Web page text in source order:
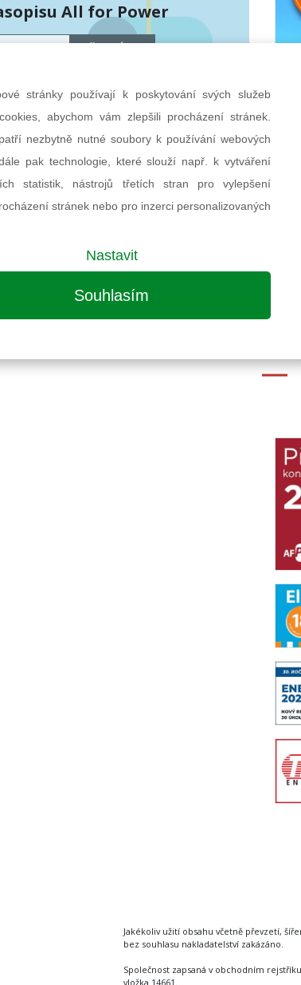
All for Power
reCAPTCHA
podmínky
Jakékoliv užití obsahu včetně převzetí,
bez souhlasu nakladatelství zakázáno.
Společnost zapsaná v obchodním
vložka 14661.
stránky používají k poskytování svých služeb
abychom vám zlepšili procházení stránek.
nezbytně nutné soubory k používání webových
pak technologie, které slouží např. k vytváření
statistik, nástrojů třetích stran pro vylepšení
stránek nebo pro inzerci personalizovaných
Nastavit
Souhlasím